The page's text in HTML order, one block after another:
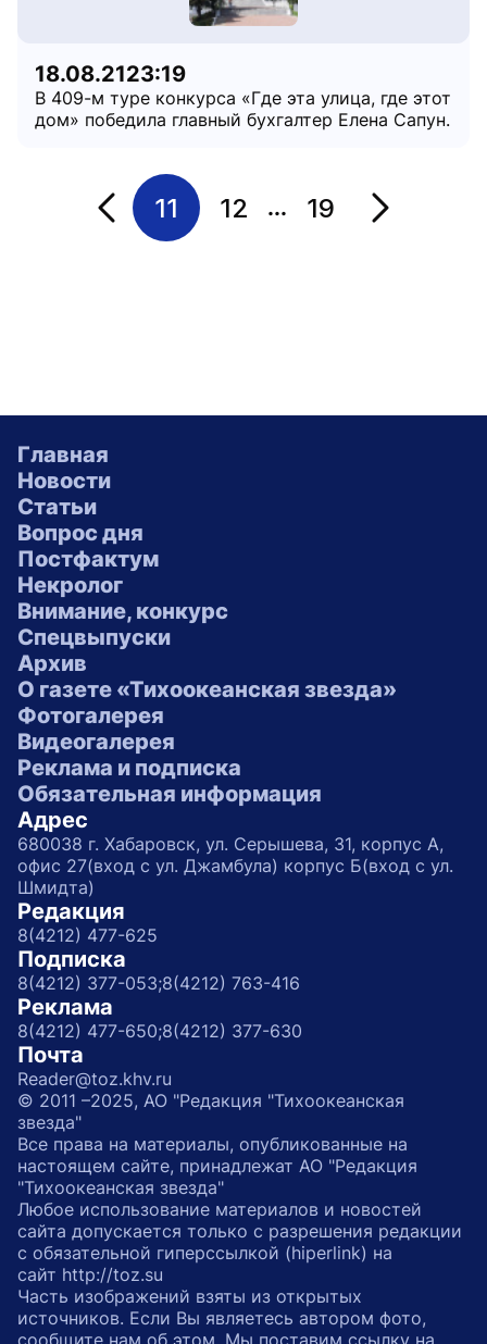
18.08.2123:19
В 409-м туре конкурса «Где эта улица, где этот
дом» победила главный бухгалтер Елена Сапун.
Переход на страницу
11 12 ... 19 Переход на
Главная
Новости
Статьи
Вопрос дня
Постфактум
Некролог
Внимание, конкурс
Спецвыпуски
Архив
О газете «Тихоокеанская звезда»
Фотогалерея
Видеогалерея
Реклама и подписка
Обязательная информация
Адрес
680038 г. Хабаровск, ул. Серышева, 31, корпус А,
офис 27(вход с ул. Джамбула) корпус Б(вход с ул.
Шмидта)
Редакция
8(4212) 477-625
Подписка
8(4212) 377-053;8(4212) 763-416
Реклама
8(4212) 477-650;8(4212) 377-630
Почта
Reader@toz.khv.ru
© 2011 –2025, АО "Редакция "Тихоокеанская
звезда"
Все права на материалы, опубликованные на
настоящем сайте, принадлежат АО "Редакция
"Тихоокеанская звезда"
Любое использование материалов и новостей
сайта допускается только с разрешения редакции
с обязательной гиперссылкой (hiperlink) на
сайт http://toz.su
Часть изображений взяты из открытых
источников. Если Вы являетесь автором фото,
сообщите нам об этом. Мы поставим ссылку на